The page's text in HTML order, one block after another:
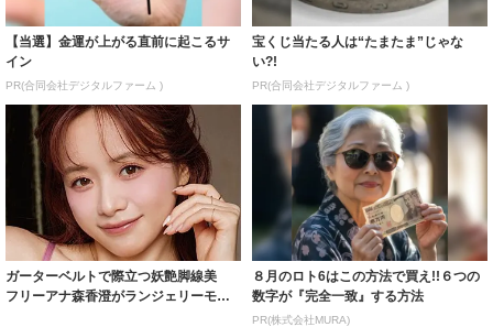
【当選】金運が上がる直前に起こるサ
イン
PR(合同会社デジタルファーム )
宝くじ当たる人は“たまたま”じゃな
い?!
PR(合同会社デジタルファーム )
ガーターベルトで際立つ妖艶脚線美
フリーアナ森香澄がランジェリーモデ
８月のロト6はこの方法で買え!!６つの
数字が『完全一致』する方法
PR(株式会社MURA)